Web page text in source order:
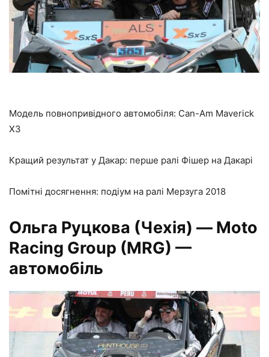
Модель повнопривідного автомобіля: Can-Am Maverick
X3
Кращий результат у Дакар: перше ралі Фішер на Дакарі
Помітні досягнення: подіум на ралі Мерзуга 2018
Ольга Руцкова (Чехія) — Moto
Racing Group (MRG) —
автомобіль